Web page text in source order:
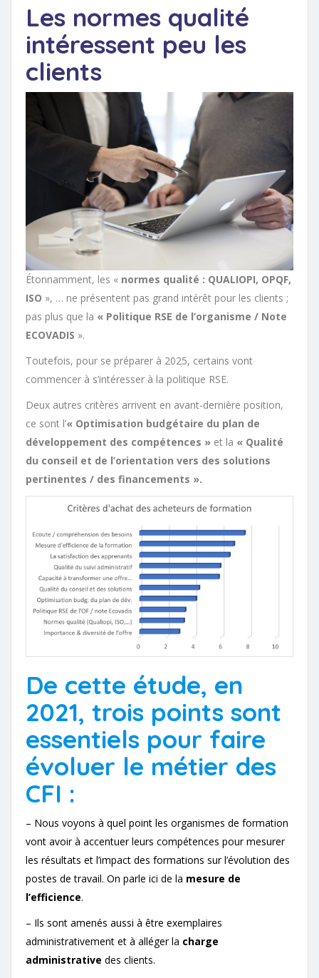
Les normes qualité
intéressent peu les
clients
Étonnamment, les « normes qualité : QUALIOPI, OPQF,
ISO », … ne présentent pas grand intérêt pour les clients ;
pas plus que la « Politique RSE de l’organisme / Note
ECOVADIS ».
Toutefois, pour se préparer à 2025, certains vont
commencer à s’intéresser à la politique RSE.
Deux autres critères arrivent en avant-dernière position,
ce sont l’« Optimisation budgétaire du plan de
développement des compétences » et la « Qualité
du conseil et de l’orientation vers des solutions
pertinentes / des financements ».
De cette étude, en
2021, trois points sont
essentiels pour faire
évoluer le métier des
CFI :
– Nous voyons à quel point les organismes de formation
vont avoir à accentuer leurs compétences pour mesurer
les résultats et l’impact des formations sur l’évolution des
postes de travail. On parle ici de la mesure de
l’efficience.
– Ils sont amenés aussi à être exemplaires
administrativement et à alléger la charge
administrative des clients.